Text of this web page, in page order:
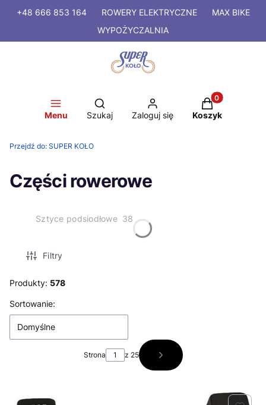
+48 666 853 164 ROWERYELEKTRYCZNE
MAX BIKE
WYPOŻYCZALNIA
Menu
Otwórz wyszukiwarkę
Szukaj Zaloguj się
Produkty w
Koszyk
Przejdź do: SUPER KOŁO
Części rowerowe
Sztyce podsiodłowe 38
Filtry
Produkty: 578
Lista produktów
Sortowanie:
Domyślne
Strona z 25 Następne produkty